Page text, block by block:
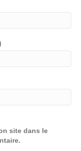
site dans le